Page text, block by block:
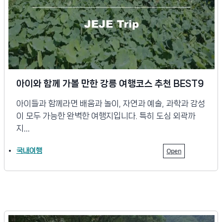
아이와 함께 가볼 만한 강릉 여행코스 추천 BEST9
아이들과 함께라면 배움과 놀이, 자연과 예술, 과학과 감성
이 모두 가능한 완벽한 여행지입니다. 특히 도심 외곽까
지…
국내여행 Open